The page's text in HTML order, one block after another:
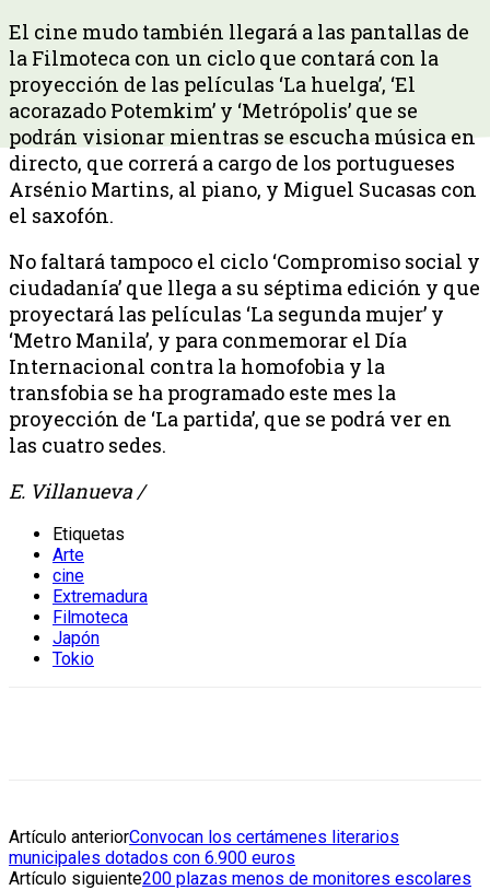
El cine mudo también llegará a las pantallas de
la Filmoteca con un ciclo que contará con la
proyección de las películas ‘La huelga’, ‘El
acorazado Potemkim’ y ‘Metrópolis’ que se
podrán visionar mientras se escucha música en
directo, que correrá a cargo de los portugueses
Arsénio Martins, al piano, y Miguel Sucasas con
el saxofón.
No faltará tampoco el ciclo ‘Compromiso social y
ciudadanía’ que llega a su séptima edición y que
proyectará las películas ‘La segunda mujer’ y
‘Metro Manila’, y para conmemorar el Día
Internacional contra la homofobia y la
transfobia se ha programado este mes la
proyección de ‘La partida’, que se podrá ver en
las cuatro sedes.
E. Villanueva /
Etiquetas
Arte
cine
Extremadura
Filmoteca
Japón
Tokio
Artículo anteriorConvocan los certámenes literarios
municipales dotados con 6.900 euros
Artículo siguiente200 plazas menos de monitores escolares